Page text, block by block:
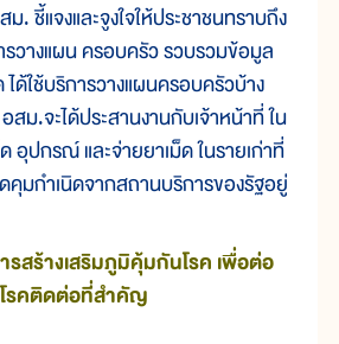
แจงและจูงใจให้ประชาชนทราบถึง
วางแผน ครอบครัว รวบรวมข้อมูล
ด้ใช้บริการวางแผนครอบครัวบ้าง
สม.จะได้ประสานงานกับเจ้าหน้าที่ ใน
อุปกรณ์ และจ่ายยาเม็ด ในรายเก่าที่
คุมกำเนิดจากสถานบริการของรัฐอยู่
รสร้างเสริมภูมิคุ้มกันโรค เพื่อต่อ
รคติดต่อที่สำคัญ